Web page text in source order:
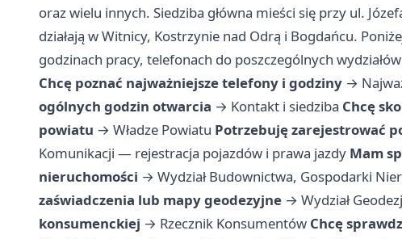
oraz wielu innych. Siedziba główna mieści się przy ul.
działają w Witnicy, Kostrzynie nad Odrą i Bogdańcu.
godzinach pracy, telefonach do poszczególnych
Chcę poznać najważniejsze telefony i godziny →
ogólnych godzin otwarcia → Kontakt i siedziba Chcę
powiatu → Władze Powiatu Potrzebuję zarejestrować
Komunikacji — rejestracja pojazdów i prawa jazdy Mam
nieruchomości → Wydział Budownictwa, Gospodarki
zaświadczenia lub mapy geodezyjne → Wydział
konsumenckiej → Rzecznik Konsumentów Chcę